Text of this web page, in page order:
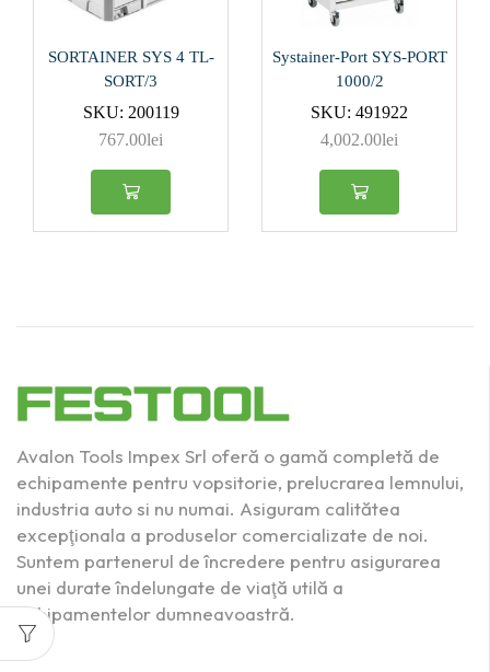
Produs Diametru
disc (mm)
(2)
Produs Diametru
racord aspirator
(mm)
36/27(3)
Produs Granulaţie
100(1)
120(2)
36
40 (1)
SORTAINER SYS 4 TL-
SORT/3
SKU: 200119
767.00lei
Systainer-Port SYS-PORT
1000/2
SKU: 491922
4,002.00lei
Avalon Tools Impex Srl oferă o gamă completă de
echipamente pentru vopsitorie, prelucrarea lemnului,
industria auto si nu numai. Asiguram calitătea
excepţionala a produselor comercializate de noi.
Suntem partenerul de încredere pentru asigurarea
unei durate îndelungate de viaţă utilă a
echipamentelor dumneavoastră.